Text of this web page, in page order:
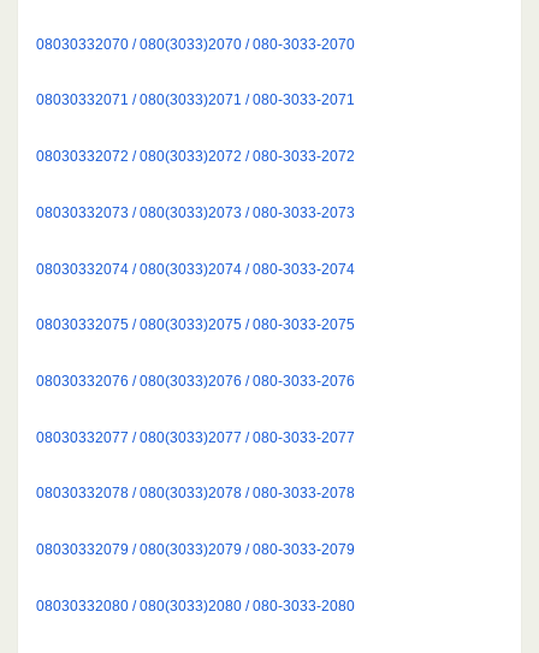
08030332070 / 080(3033)2070 / 080-3033-2070
08030332071 / 080(3033)2071 / 080-3033-2071
08030332072 / 080(3033)2072 / 080-3033-2072
08030332073 / 080(3033)2073 / 080-3033-2073
08030332074 / 080(3033)2074 / 080-3033-2074
08030332075 / 080(3033)2075 / 080-3033-2075
08030332076 / 080(3033)2076 / 080-3033-2076
08030332077 / 080(3033)2077 / 080-3033-2077
08030332078 / 080(3033)2078 / 080-3033-2078
08030332079 / 080(3033)2079 / 080-3033-2079
08030332080 / 080(3033)2080 / 080-3033-2080